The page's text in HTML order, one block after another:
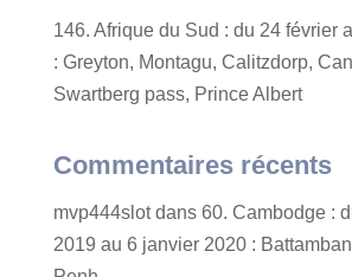
146. Afrique du Sud : du 24 février
: Greyton, Montagu, Calitzdorp,
Swartberg pass, Prince Albert
Commentaires récents
mvp444slotdans 60. Cambodge :
2019 au 6 janvier 2020 :